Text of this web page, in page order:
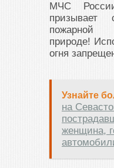
МЧС
призывает
пожарной
природе!
огня
Узнайте
на
женщина,